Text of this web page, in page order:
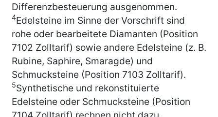
Differenzbesteuerung ausgenommen.
4Edelsteine im Sinne der Vorschrift sind
rohe oder bearbeitete Diamanten (Position
7102 Zolltarif) sowie andere Edelsteine (z. B.
Rubine, Saphire, Smaragde) und
Schmucksteine (Position 7103 Zolltarif).
5Synthetische und rekonstituierte
Edelsteine oder Schmucksteine (Position